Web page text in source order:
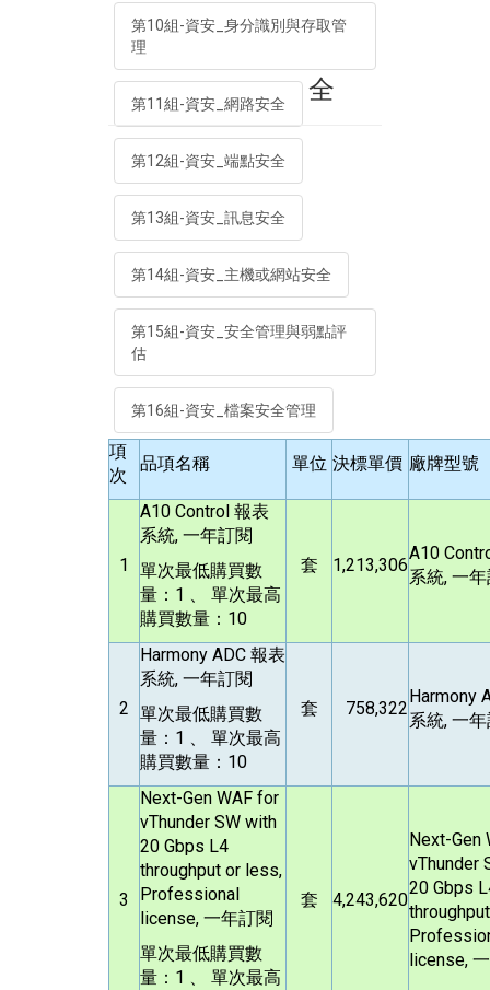
第10組-資安_身分識別與存取管
理
第11組-資安_網路安全
第12組-資安_端點安全
第13組-資安_訊息安全
第14組-資安_主機或網站安全
第15組-資安_安全管理與弱點評
估
第16組-資安_檔案安全管理
全
項
次
品項名稱 單位 決標單價 廠牌型號
1
A10 Control 報表
系統, 一年訂閱
單次最低購買數
量：1 、 單次最高
購買數量：10
套 1,213,306
A10
系統, 一
2
Harmony ADC 報表
系統, 一年訂閱
單次最低購買數
量：1 、 單次最高
購買數量：10
套 758,322
Harmony
系統, 一
3
Next-Gen WAF for
vThunder SW with
20 Gbps L4
throughput or less,
Professional
license, 一年訂閱
單次最低購買數
量：1 、 單次最高
套 4,243,620
Next-Gen
vThunder
20 Gbps
license,